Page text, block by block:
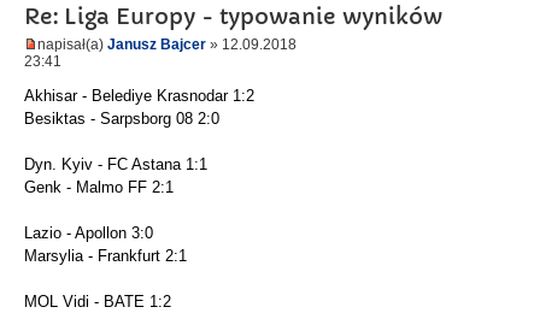
Re: Liga Europy - typowanie wyników
napisał(a) Janusz Bajcer » 12.09.2018
23:41
Akhisar - Belediye Krasnodar 1:2
Besiktas - Sarpsborg 08 2:0
Dyn. Kyiv - FC Astana 1:1
Genk - Malmo FF 2:1
Lazio - Apollon 3:0
Marsylia - Frankfurt 2:1
MOL Vidi - BATE 1:2